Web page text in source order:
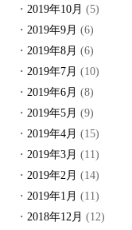
2019年10月 (5)
2019年9月 (6)
2019年8月 (6)
2019年7月 (10)
2019年6月 (8)
2019年5月 (9)
2019年4月 (15)
2019年3月 (11)
2019年2月 (14)
2019年1月 (11)
2018年12月 (12)